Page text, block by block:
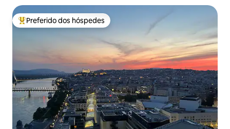
Entre os melhores preferidos dos hóspedes
Preferido dos hóspedes